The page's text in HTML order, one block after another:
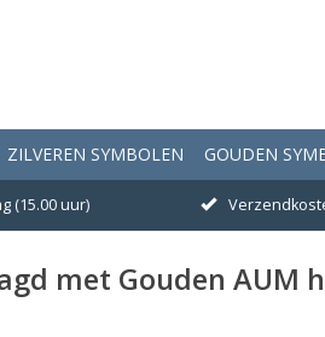
ZILVEREN SYMBOLEN GOUDEN
(15.00 uur)
met Gouden AUM